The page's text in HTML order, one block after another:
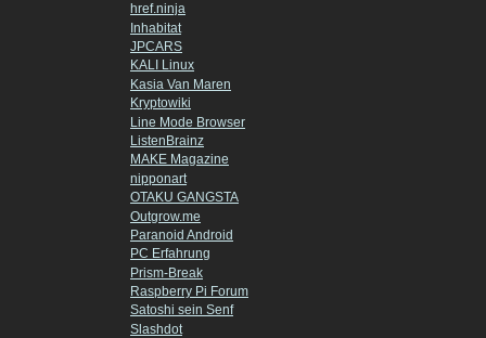
href.ninja
Inhabitat
JPCARS
KALI Linux
Kasia Van Maren
Kryptowiki
Line Mode Browser
ListenBrainz
MAKE Magazine
nipponart
OTAKU GANGSTA
Outgrow.me
Paranoid Android
PC Erfahrung
Prism-Break
Raspberry Pi Forum
Satoshi sein Senf
Slashdot